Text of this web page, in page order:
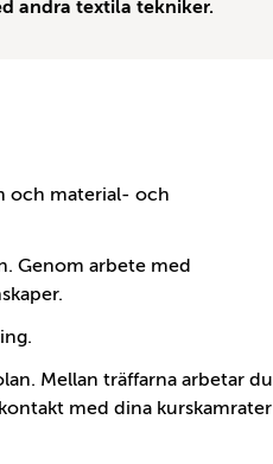
andra textila tekniker.
och material- och
Genom arbete med
Mellan träffarna arbetar du
med dina kurskamrater